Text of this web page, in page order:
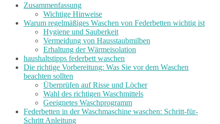
Zusammenfassung
Wichtige Hinweise
Warum regelmäßiges Waschen von Federbetten wichtig ist
Hygiene und Sauberkeit
Vermeidung von Hausstaubmilben
Erhaltung der Wärmeisolation
haushaltstipps federbett waschen
Die richtige Vorbereitung: Was Sie vor dem Waschen
beachten sollten
Überprüfen auf Risse und Löcher
Wahl des richtigen Waschmittels
Geeignetes Waschprogramm
Federbetten in der Waschmaschine waschen: Schritt-für-
Schritt Anleitung